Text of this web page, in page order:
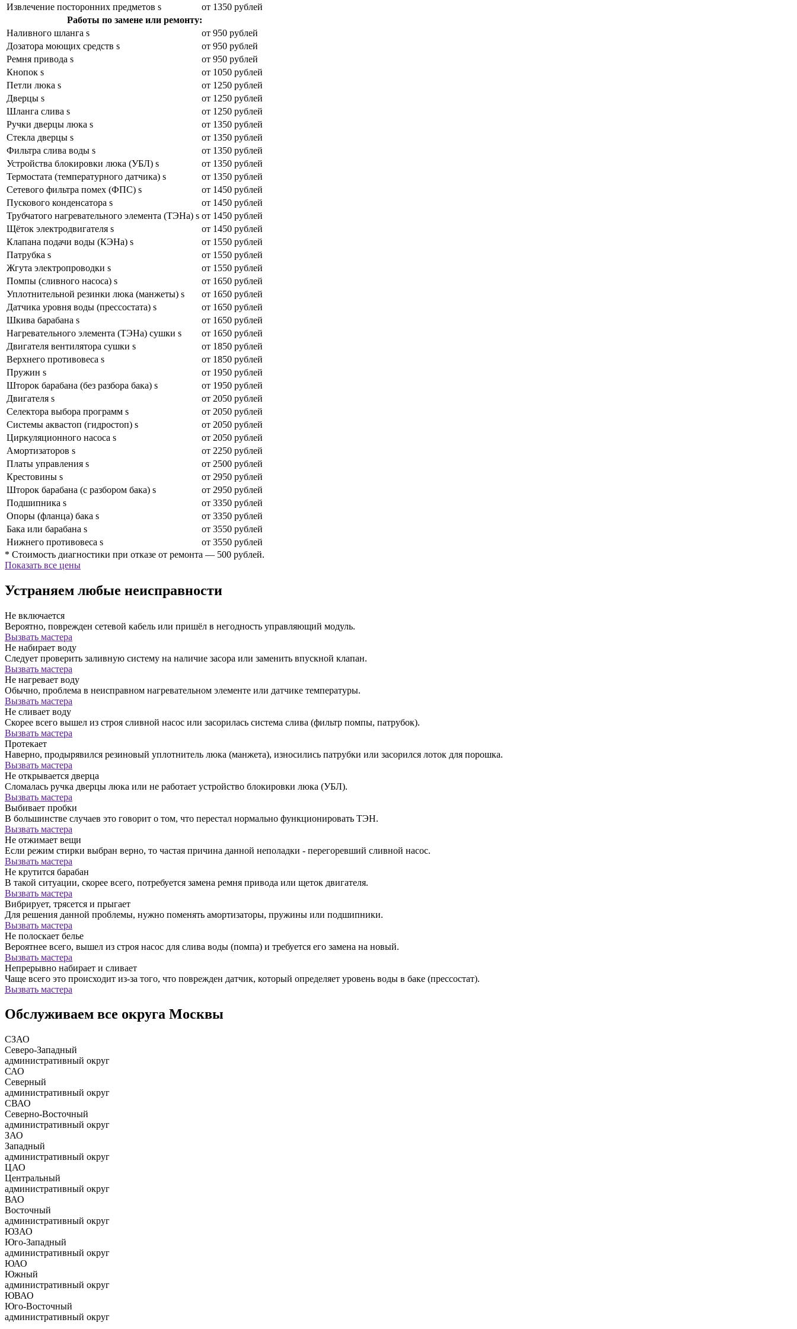
Извлечение посторонних предметов s
от 1350 рублей
Работы по замене или ремонту:
Наливного шланга s
от 950 рублей
Дозатора моющих средств s
от 950 рублей
Ремня привода s
от 950 рублей
Кнопок s
от 1050 рублей
Петли люка s
от 1250 рублей
Дверцы s
от 1250 рублей
Шланга слива s
от 1250 рублей
Ручки дверцы люка s
от 1350 рублей
Стекла дверцы s
от 1350 рублей
Фильтра слива воды s
от 1350 рублей
Устройства блокировки люка (УБЛ) s
от 1350 рублей
Термостата (температурного датчика) s
от 1350 рублей
Сетевого фильтра помех (ФПС) s
от 1450 рублей
Пускового конденсатора s
от 1450 рублей
Трубчатого нагревательного элемента (ТЭНа) s от 1450 рублей
Щёток электродвигателя s
от 1450 рублей
Клапана подачи воды (КЭНа) s
от 1550 рублей
Патрубка s
от 1550 рублей
Жгута электропроводки s
от 1550 рублей
Помпы (сливного насоса) s
от 1650 рублей
Уплотнительной резинки люка (манжеты) s
от 1650 рублей
Датчика уровня воды (прессостата) s
от 1650 рублей
Шкива барабана s
от 1650 рублей
Нагревательного элемента (ТЭНа) сушки s
от 1650 рублей
Двигателя вентилятора сушки s
от 1850 рублей
Верхнего противовеса s
от 1850 рублей
Пружин s
от 1950 рублей
Шторок барабана (без разбора бака) s
от 1950 рублей
Двигателя s
от 2050 рублей
Селектора выбора программ s
от 2050 рублей
Системы аквастоп (гидростоп) s
от 2050 рублей
Циркуляционного насоса s
от 2050 рублей
Амортизаторов s
от 2250 рублей
Платы управления s
от 2500 рублей
Крестовины s
от 2950 рублей
Шторок барабана (с разбором бака) s
от 2950 рублей
Подшипника s
от 3350 рублей
Опоры (фланца) бака s
от 3350 рублей
Бака или барабана s
от 3550 рублей
Нижнего противовеса s
от 3550 рублей
* Стоимость диагностики при отказе от ремонта — 500 рублей.
Показать все цены
Устраняем любые неисправности
Не включается
Вероятно, поврежден сетевой кабель или пришёл в негодность управляющий модуль.
Вызвать мастера
Не набирает воду
Следует проверить заливную систему на наличие засора или заменить впускной клапан.
Вызвать мастера
Не нагревает воду
Обычно, проблема в неисправном нагревательном элементе или датчике температуры.
Вызвать мастера
Не сливает воду
Скорее всего вышел из строя сливной насос или засорилась система слива (фильтр помпы, патрубок).
Вызвать мастера
Протекает
Наверно, продырявился резиновый уплотнитель люка (манжета), износились патрубки или засорился лоток для порошка.
Вызвать мастера
Не открывается дверца
Сломалась ручка дверцы люка или не работает устройство блокировки люка (УБЛ).
Вызвать мастера
Выбивает пробки
В большинстве случаев это говорит о том, что перестал нормально функционировать ТЭН.
Вызвать мастера
Не отжимает вещи
Если режим стирки выбран верно, то частая причина данной неполадки - перегоревший сливной насос.
Вызвать мастера
Не крутится барабан
В такой ситуации, скорее всего, потребуется замена ремня привода или щеток двигателя.
Вызвать мастера
Вибрирует, трясется и прыгает
Для решения данной проблемы, нужно поменять амортизаторы, пружины или подшипники.
Вызвать мастера
Не полоскает белье
Вероятнее всего, вышел из строя насос для слива воды (помпа) и требуется его замена на новый.
Вызвать мастера
Непрерывно набирает и сливает
Чаще всего это происходит из-за того, что поврежден датчик, который определяет уровень воды в баке (прессостат).
Вызвать мастера
Обслуживаем все округа Москвы
СЗАО
Северо-Западный
административный округ
САО
Северный
административный округ
СВАО
Северно-Восточный
административный округ
ЗАО
Западный
административный округ
ЦАО
Центральный
административный округ
ВАО
Восточный
административный округ
ЮЗАО
Юго-Западный
административный округ
ЮАО
Южный
административный округ
ЮВАО
Юго-Восточный
административный округ